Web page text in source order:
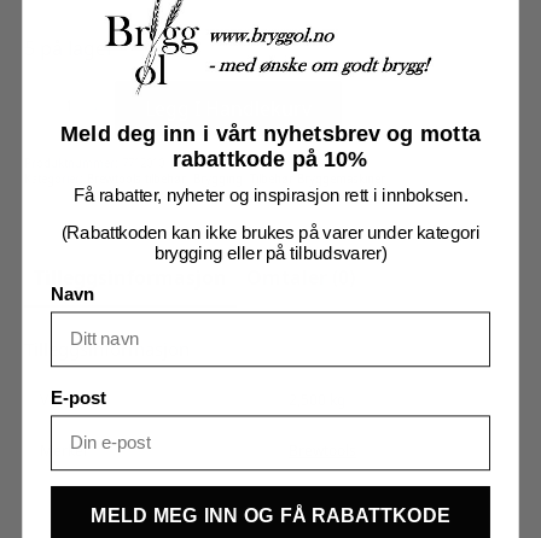
5 på lager
TC34mm
Tilleggsinformasjon
Vekt
Merker
Meld deg inn i vårt nyhetsbrev og motta
rabattkode på 10%
Få rabatter, nyheter og inspirasjon rett i innboksen.
(Rabattkoden kan ikke brukes på varer under kategori
brygging eller på tilbudsvarer)
Navn
E-post
MELD MEG INN OG FÅ RABATTKODE